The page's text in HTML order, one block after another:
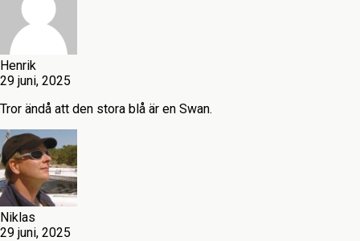
Henrik
29 juni, 2025
Tror ändå att den stora blå är en Swan.
Niklas
29 juni, 2025